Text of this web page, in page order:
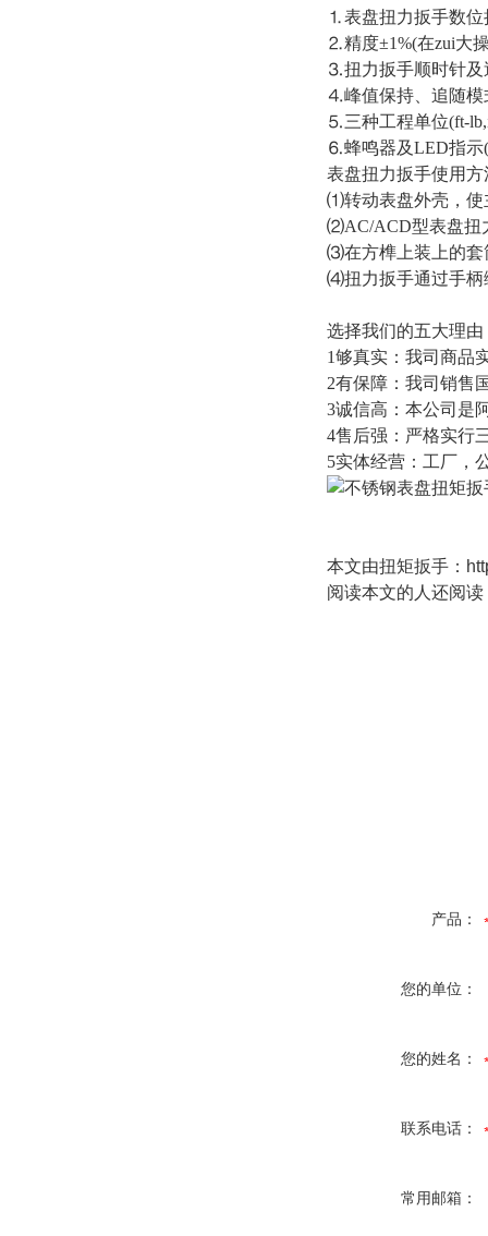
⒈表盘扭力扳手数
⒉精度±1%(在zui大
⒊扭力扳手顺时针
⒋峰值保持、追随
⒌三种工程单位(ft-
⒍蜂鸣器及LED指示
表盘扭力扳手使用
⑴转动表盘外壳，
⑵AC/ACD型表盘扭
⑶在方榫上装上的
⑷扭力扳手通过手柄
选择我们的五大理
1够真实：我司商品
2有保障：我司销售
3诚信高：本公司是
4售后强：严格实行
5实体经营：工厂，
本文由扭矩扳手 ：
阅读本文的人还阅读
产品：
您的单位：
您的姓名：
联系电话：
常用邮箱：